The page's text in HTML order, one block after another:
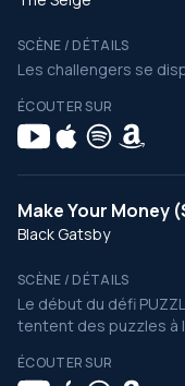
SCÈNE / DÉTAILS
Les challengers se
ÉCOUTER SUR
Make Your Money
Black Gatsby
SCÈNE / DÉTAILS
Le début du défi
tentent des puzzles à
ÉCOUTER SUR